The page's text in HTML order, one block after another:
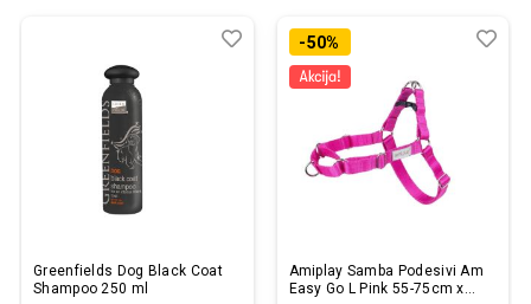
Greenfields Dog Black Coat
Shampoo 250 ml
Dodaj
Uporedi-50%
Amiplay Samba Podesivi Am
Easy Go L Pink 55-75cm x